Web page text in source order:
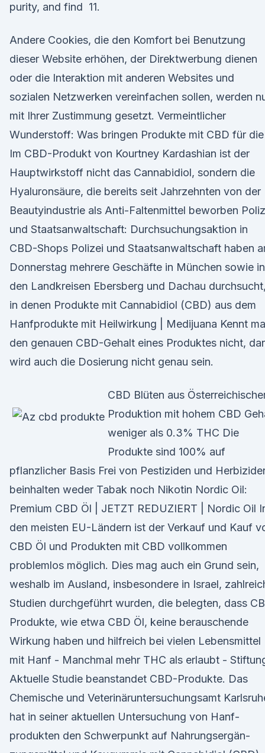
purity, and find 11.
Andere Cookies, die den Komfort bei Benutzung
dieser Website erhöhen, der Direktwerbung dienen
oder die Interaktion mit anderen Websites und
sozialen Netzwerken vereinfachen sollen, werden
mit Ihrer Zustimmung gesetzt. Vermeintlicher
Wunderstoff: Was bringen Produkte mit CBD für die
Im CBD-Produkt von Kourtney Kardashian ist der
Hauptwirkstoff nicht das Cannabidiol, sondern die
Hyaluronsäure, die bereits seit Jahrzehnten von der
Beautyindustrie als Anti-Faltenmittel beworben
und Staatsanwaltschaft: Durchsuchungsaktion in
CBD-Shops Polizei und Staatsanwaltschaft haben
Donnerstag mehrere Geschäfte in München sowie in
den Landkreisen Ebersberg und Dachau durchsucht,
in denen Produkte mit Cannabidiol (CBD) aus dem
Hanfprodukte mit Heilwirkung | Medijuana Kennt
den genauen CBD-Gehalt eines Produktes nicht,
wird auch die Dosierung nicht genau sein.
CBD Blüten aus
Produktion mit hohem CBD
weniger als 0.3% THC Die
Produkte sind 100% auf
pflanzlicher Basis Frei von Pestiziden und
beinhalten weder Tabak noch Nikotin Nordic Oil:
Premium CBD Öl | JETZT REDUZIERT | Nordic Oil
den meisten EU-Ländern ist der Verkauf und Kauf
CBD Öl und Produkten mit CBD vollkommen
problemlos möglich. Dies mag auch ein Grund sein,
weshalb im Ausland, insbesondere in Israel,
Studien durchgeführt wurden, die belegten, dass
Produkte, wie etwa CBD Öl, keine berauschende
Wirkung haben und hilfreich bei vielen Lebensmittel
mit Hanf - Manchmal mehr THC als erlaubt -
Aktuelle Studie bean­standet CBD-Produkte. Das
Chemische und Veterinäruntersuchungsamt
hat in seiner aktuellen Unter­suchung von Hanf­
produkten den Schwer­punkt auf Nahrungs­ergän­